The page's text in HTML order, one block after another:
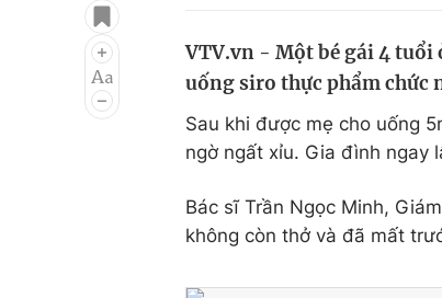
Điện ảnh
Âm nhạc
Du lịch
Làm đẹp
Chất lượng
VTV.vn - Một bé gái 4
uống siro thực phẩm chức
Sau khi được mẹ cho uống
ngờ ngất xỉu. Gia đình ngay
Bác sĩ Trần Ngọc Minh,
không còn thở và đã mất